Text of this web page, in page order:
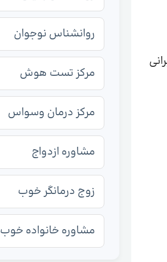
روانشناس نوجوان
مرکز تست هوش
مرکز درمان وسواس
مشاوره ازدواج
زوج درمانگر خوب
مشاوره خانواده خوب